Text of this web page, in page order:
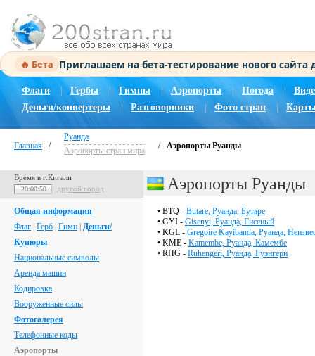
🔥 Бета Приглашаем на бета-тестирование нового
Флаги Гербы Гимны | Аэропорты Погода |
Деньги/конвертеры
Разговорники Фото стран
Главная /
Руанда
Аэропорты стран мира
/ Аэропорты Руанды
Время в г.Кигали
20:00:51 другой город
Общая информация
Флаг Герб Гимн Деньги/
Купюры
Национальные символы
Аренда машин
Кодировка
Вооруженные силы
Фотогалерея
Телефонные коды
Аэропорты
Аэропорты Руанды
• BTQ - Butare, Руанда, Бутаре
• GYI - Gisenyi, Руанда, Гисеный
• KGL - Gregoire Kayibanda, Руанда,
• KME - Kamembe, Руанда, Камембе
• RHG - Ruhengeri, Руанда, Руэнгери